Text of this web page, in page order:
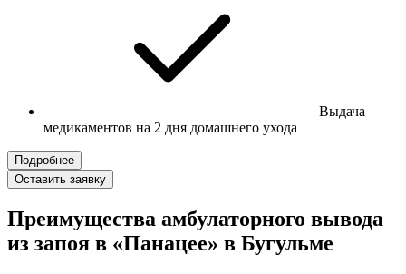
Выдача
медикаментов на 2 дня домашнего ухода
Подробнее
Оставить заявку
Преимущества амбулаторного вывода
из запоя в «Панацее» в Бугульме